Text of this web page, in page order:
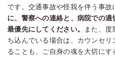
です。交通事故や怪我を伴う事故
に、警察への連絡と、病院での
最優先にしてください。
また、度
ち込んでいる場合は、カウンセ
ることも、ご自身の魂を大切にす